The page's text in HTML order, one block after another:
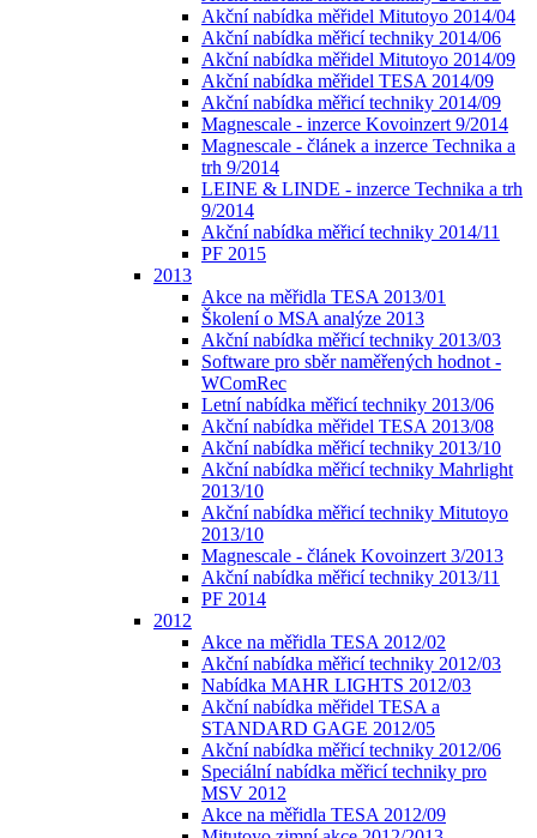
Akční nabídka měřidel Mitutoyo 2014/04
Akční nabídka měřicí techniky 2014/06
Akční nabídka měřidel Mitutoyo 2014/09
Akční nabídka měřidel TESA 2014/09
Akční nabídka měřicí techniky 2014/09
Magnescale - inzerce Kovoinzert 9/2014
Magnescale - článek a inzerce Technika a
trh 9/2014
LEINE & LINDE - inzerce Technika a trh
9/2014
Akční nabídka měřicí techniky 2014/11
PF 2015
2013
Akce na měřidla TESA 2013/01
Školení o MSA analýze 2013
Akční nabídka měřicí techniky 2013/03
Software pro sběr naměřených hodnot -
WComRec
Letní nabídka měřicí techniky 2013/06
Akční nabídka měřidel TESA 2013/08
Akční nabídka měřicí techniky 2013/10
Akční nabídka měřicí techniky Mahrlight
2013/10
Akční nabídka měřicí techniky Mitutoyo
2013/10
Magnescale - článek Kovoinzert 3/2013
Akční nabídka měřicí techniky 2013/11
PF 2014
2012
Akce na měřidla TESA 2012/02
Akční nabídka měřicí techniky 2012/03
Nabídka MAHR LIGHTS 2012/03
Akční nabídka měřidel TESA a
STANDARD GAGE 2012/05
Akční nabídka měřicí techniky 2012/06
Speciální nabídka měřicí techniky pro
MSV 2012
Akce na měřidla TESA 2012/09